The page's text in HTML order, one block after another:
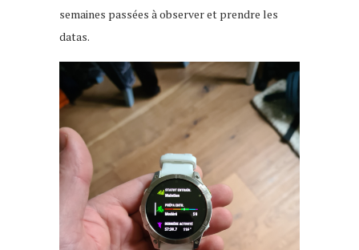
semaines passées à observer et prendre les
datas.